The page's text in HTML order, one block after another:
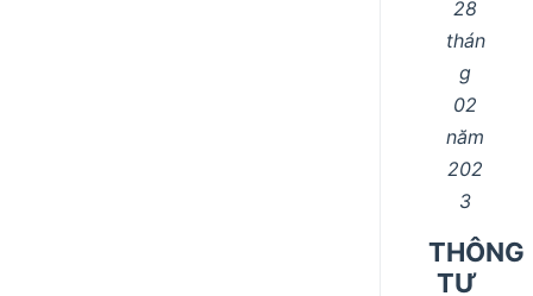
28
thán
g
02
năm
202
3
THÔNG
TƯ